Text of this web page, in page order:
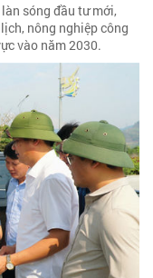
sóng đầu tư mới,
nông nghiệp công
vào năm 2030.